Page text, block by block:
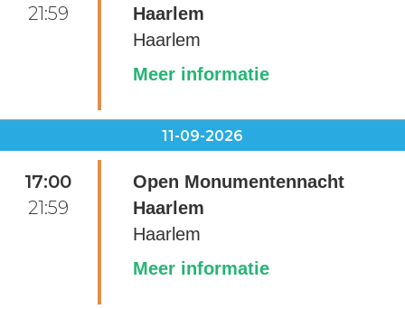
21:59
Haarlem
Haarlem
Meer informatie
11-09-2026
17:00
21:59
Open Monumentennacht
Haarlem
Haarlem
Meer informatie